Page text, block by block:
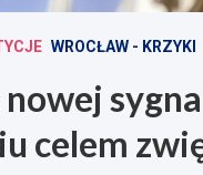
WROCŁAW - KRZYKI
celem